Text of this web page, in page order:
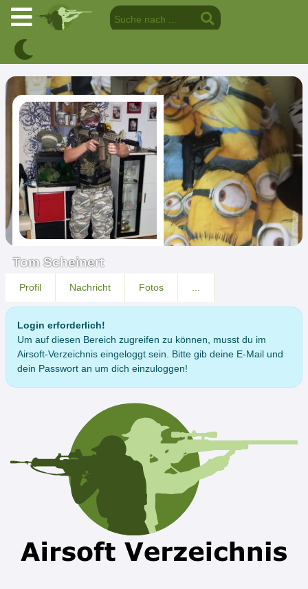
Tom Scheinert
Profil Nachricht Fotos
Login erforderlich!
Um auf diesen Bereich zugreifen zu können, musst du im
Airsoft-Verzeichnis eingeloggt sein. Bitte gib deine E-Mail und
dein Passwort an um dich einzuloggen!